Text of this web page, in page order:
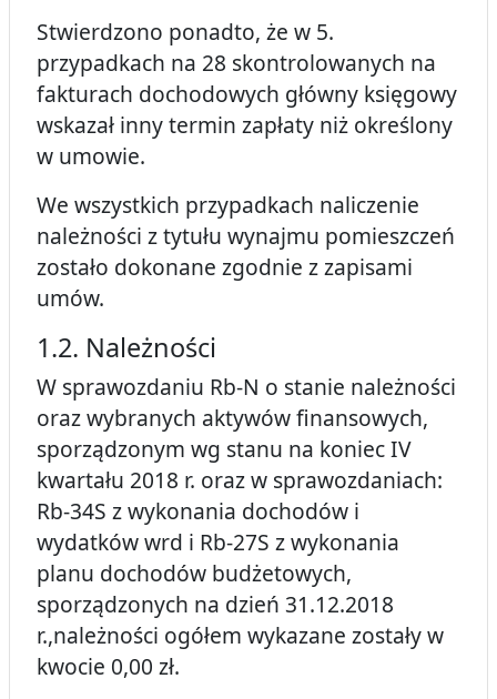
Stwierdzono ponadto, że w 5.
przypadkach na 28 skontrolowanych na
fakturach dochodowych główny księgowy
wskazał inny termin zapłaty niż określony
w umowie.
We wszystkich przypadkach naliczenie
należności z tytułu wynajmu pomieszczeń
zostało dokonane zgodnie z zapisami
umów.
1.2. Należności
W sprawozdaniu Rb-N o stanie należności
oraz wybranych aktywów finansowych,
sporządzonym wg stanu na koniec IV
kwartału 2018 r. oraz w sprawozdaniach:
Rb-34S z wykonania dochodów i
wydatków wrd i Rb-27S z wykonania
planu dochodów budżetowych,
sporządzonych na dzień 31.12.2018
r.,należności ogółem wykazane zostały w
kwocie 0,00 zł.